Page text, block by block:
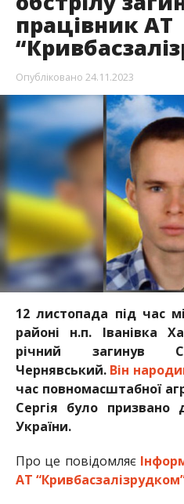
працівник АТ
Опубліковано 24.11.2023
12 листопада під час
районі н.п. Іванівка
річний загинув
Чернявський. Він
час повномасштабної
Сергія було
України.
Про це повідомляє
АТ